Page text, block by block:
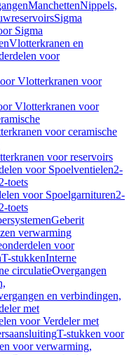
ManchettenNippels,
Sigma
Sigma
Vlotterkranen en
voor
Vlotterkranen voor
Vlotterkranen voor
voor ceramische
voor reservoirs
voor Spoelventielen2-
toets
voor Spoelgarnituren2-
toets
Geberit
verwarming
voor
T-stukkenInterne
circulatieOvergangen
en verbindingen,
met
voor Verdeler met
T-stukken voor
voor verwarming,